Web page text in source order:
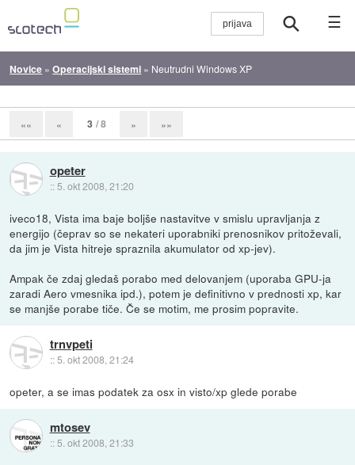
☰
Novice »Operacijski sistemi » Neutrudni Windows XP
«« « 3 / 8 » »»
opeter
:: 5. okt 2008, 21:20
iveco18, Vista ima baje boljše nastavitve v smislu upravljanja z
energijo (čeprav so se nekateri uporabniki prenosnikov pritoževali,
da jim je Vista hitreje spraznila akumulator od xp-jev).
Ampak če zdaj gledaš porabo med delovanjem (uporaba GPU-ja
zaradi Aero vmesnika ipd.), potem je definitivno v prednosti xp, kar
se manjše porabe tiče. Če se motim, me prosim popravite.
trnvpeti
::5. okt 2008, 21:24
opeter, a se imas podatek za osx in visto/xp glede porabe
mtosev
:: 5. okt 2008, 21:33